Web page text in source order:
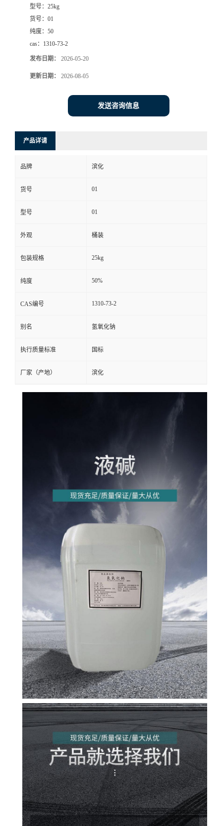
型号： 25kg
货号： 01
纯度： 50
cas： 1310-73-2
发布日期： 2026-05-20
更新日期： 2026-08-05
发送咨询信息
产品详请
品牌 滨化
货号 01
型号 01
外观 桶装
包装规格 25kg
纯度 50%
CAS编号 1310-73-2
别名 氢氧化钠
执行质量标准 国标
厂家（产地） 滨化